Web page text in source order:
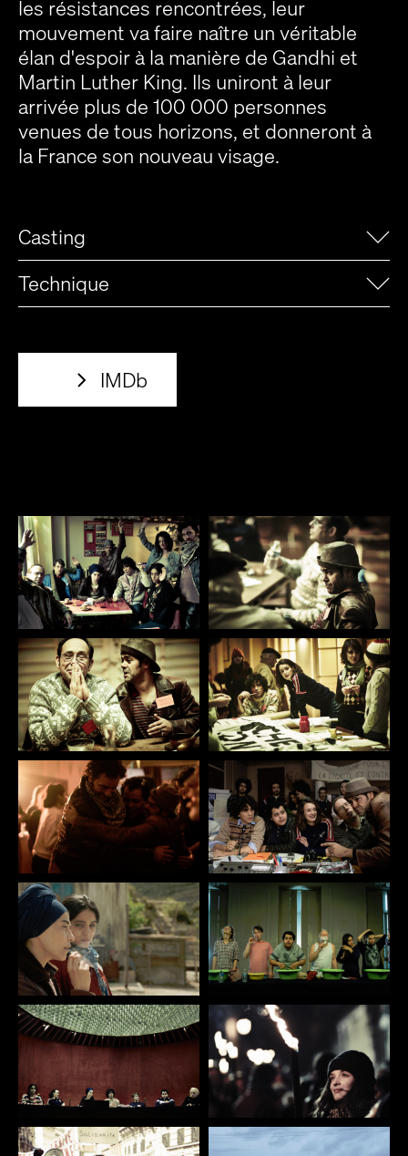
les résistances rencontrées, leur
mouvement va faire naître un véritable
élan d'espoir à la manière de Gandhi et
Martin Luther King. Ils uniront à leur
arrivée plus de 100 000 personnes
venues de tous horizons, et donneront à
la France son nouveau visage.
Casting
Technique
IMDb